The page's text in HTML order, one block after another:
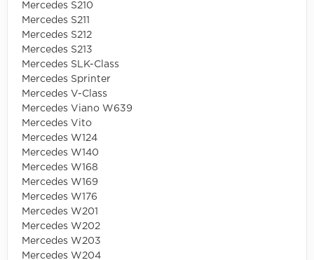
Mercedes S210
Mercedes S211
Mercedes S212
Mercedes S213
Mercedes SLK-Class
Mercedes Sprinter
Mercedes V-Class
Mercedes Viano W639
Mercedes Vito
Mercedes W124
Mercedes W140
Mercedes W168
Mercedes W169
Mercedes W176
Mercedes W201
Mercedes W202
Mercedes W203
Mercedes W204